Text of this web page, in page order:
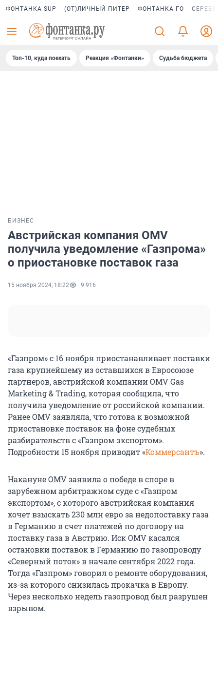
ФОНТАНКА SUP (ОТ)ЛИЧНЫЙ ПИТЕР ФОНТАНКА ГО
Топ-10, куда поехать Реакция «Фонтанки» Судьба бюджета
БИЗНЕС
Австрийская компания OMV
получила уведомление «Газпрома»
о приостановке поставок газа
15 ноября 2024, 18:22 9 916
«Газпром» с 16 ноября приостанавливает поставки
газа крупнейшему из оставшихся в Евросоюзе
партнеров, австрийской компании OMV Gas
Marketing & Trading, которая сообщила, что
получила уведомление от российской компании.
Ранее OMV заявляла, что готова к возможной
приостановке поставок на фоне судебных
разбирательств с «Газпром экспортом».
Подробности 15 ноября приводит «Коммерсантъ».
Накануне OMV заявила о победе в споре в
зарубежном арбитражном суде с «Газпром
экспортом», с которого австрийская компания
хочет взыскать 230 млн евро за недопоставку газа
в Германию в счет платежей по договору на
поставку газа в Австрию. Иск OMV касался
остановки поставок в Германию по газопроводу
«Северный поток» в начале сентября 2022 года.
Тогда «Газпром» говорил о ремонте оборудования,
из-за которого снизилась прокачка в Европу.
Через несколько недель газопровод был разрушен
взрывом.